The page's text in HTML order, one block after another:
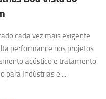
cada vez mais exigente
performance nos projetos
acústico e tratamento
para Indústrias e ...